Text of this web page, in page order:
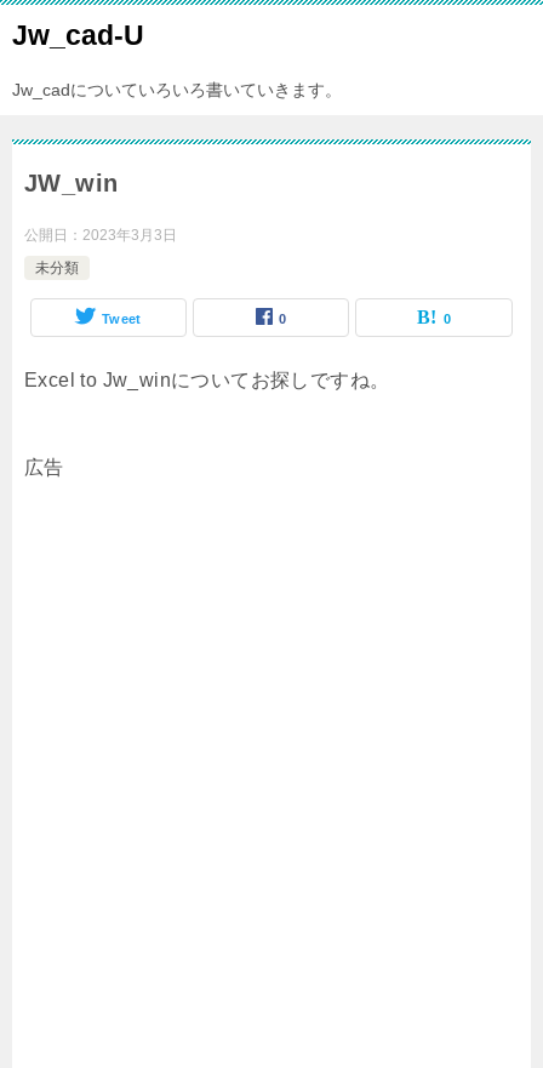
Jw_cad-U
Jw_cadについていろいろ書いていきます。
JW_win
公開日： 2023年3月3日
未分類
Tweet 0 0
Excel to Jw_winについてお探しですね。
広告